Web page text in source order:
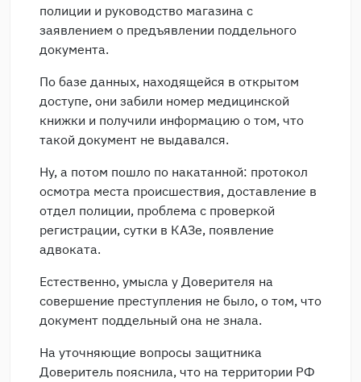
полиции и руководство магазина с
заявлением о предъявлении поддельного
документа.
По базе данных, находящейся в открытом
доступе, они забили номер медицинской
книжки и получили информацию о том, что
такой документ не выдавался.
Ну, а потом пошло по накатанной: протокол
осмотра места происшествия, доставление в
отдел полиции, проблема с проверкой
регистрации, сутки в КАЗе, появление
адвоката.
Естественно, умысла у Доверителя на
совершение преступления не было, о том, что
документ поддельный она не знала.
На уточняющие вопросы защитника
Доверитель пояснила, что на территории РФ